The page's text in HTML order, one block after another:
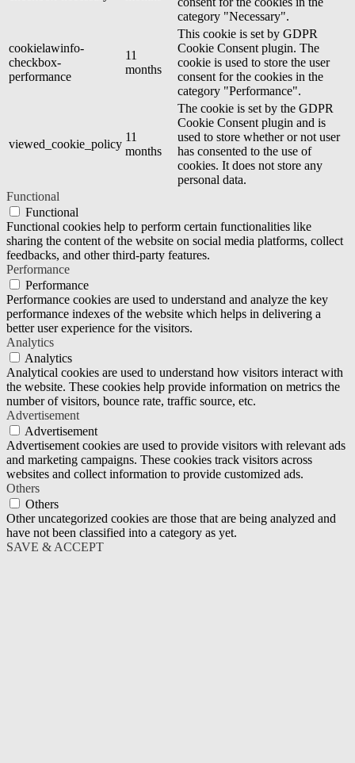
category "Necessary".
cookielawinfo-
checkbox-
performance
11
months
This cookie is set by GDPR
Cookie Consent plugin. The
cookie is used to store the user
consent for the cookies in the
category "Performance".
viewed_cookie_policy
11
months
The cookie is set by the GDPR
Cookie Consent plugin and is
used to store whether or not user
has consented to the use of
cookies. It does not store any
personal data.
Functional
Functional
Functional cookies help to perform certain functionalities like
sharing the content of the website on social media platforms, collect
feedbacks, and other third-party features.
Performance
Performance
Performance cookies are used to understand and analyze the key
performance indexes of the website which helps in delivering a
better user experience for the visitors.
Analytics
Analytics
Analytical cookies are used to understand how visitors interact with
the website. These cookies help provide information on metrics the
number of visitors, bounce rate, traffic source, etc.
Advertisement
Advertisement
Advertisement cookies are used to provide visitors with relevant ads
and marketing campaigns. These cookies track visitors across
websites and collect information to provide customized ads.
Others
Others
Other uncategorized cookies are those that are being analyzed and
have not been classified into a category as yet.
SAVE & ACCEPT